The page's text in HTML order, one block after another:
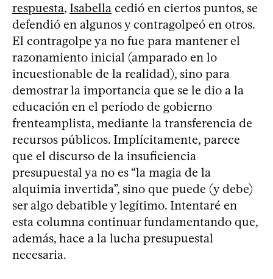
respuesta, Isabella cedió en ciertos puntos, se
defendió en algunos y contragolpeó en otros.
El contragolpe ya no fue para mantener el
razonamiento inicial (amparado en lo
incuestionable de la realidad), sino para
demostrar la importancia que se le dio a la
educación en el período de gobierno
frenteamplista, mediante la transferencia de
recursos públicos. Implícitamente, parece
que el discurso de la insuficiencia
presupuestal ya no es “la magia de la
alquimia invertida”, sino que puede (y debe)
ser algo debatible y legítimo. Intentaré en
esta columna continuar fundamentando que,
además, hace a la lucha presupuestal
necesaria.